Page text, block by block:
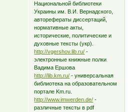
Национальной библиотеки
Украины им. В.И. Вернадского,
авторефераты диссертаций,
нормативные акты,
исторические, политические и
духовные тексты (укр).
http://vgershov.lib.ru/ -
электронные книжные полки
Вадима Ершова
http://lib.km.ru/ - универсальная
библиотека на образовательном
портале Km.ru.
http://www.imwerden.de/ -
различные тексты в pdf